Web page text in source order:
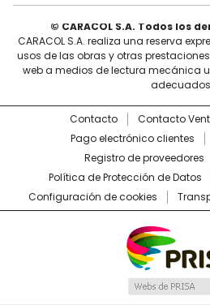
© CARACOL S.A. Todos los
CARACOL S.A. realiza una reserva
usos de las obras y otras
web a medios de lectura mecánica
Contacto Contacto
Pago electrónico clientes
Registro de proveedores
Política de Protección de Datos
Configuración de cookies